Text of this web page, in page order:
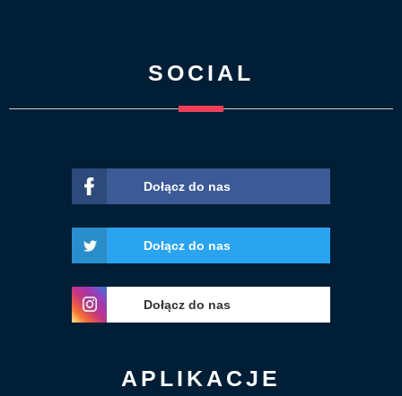
SOCIAL
Dołącz do nas
Dołącz do nas
Dołącz do nas
APLIKACJE